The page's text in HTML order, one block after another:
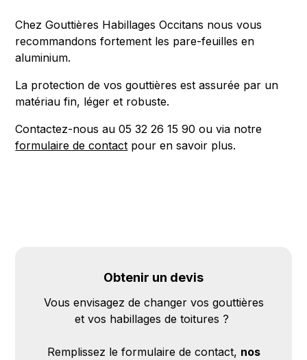
Chez Gouttières Habillages Occitans nous vous
recommandons fortement les pare-feuilles en
aluminium.
La protection de vos gouttières est assurée par un
matériau fin, léger et robuste.
Contactez-nous au 05 32 26 15 90 ou via notre
formulaire de contact pour en savoir plus.
Obtenir un devis
Vous envisagez de changer vos gouttières
et vos habillages de toitures ?
Remplissez le formulaire de contact, nos